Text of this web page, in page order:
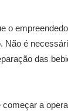
o
Não é
das
começar a